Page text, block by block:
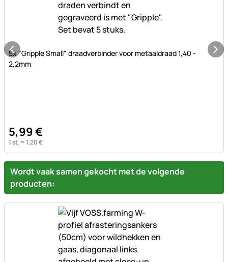
Nog geen beoordelingen geplaatst
5x "Gripple Small" draadverbinder voor metaaldraad 1,40 -
2,2mm
5,99€
1 st. =1,20€
Wordt vaak samen gekocht met de volgende
producten: